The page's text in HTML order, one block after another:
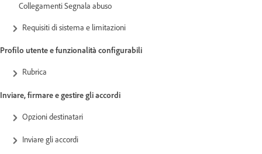
Collegamenti Segnala abuso
Requisiti di sistema e limitazioni
Profilo utente e funzionalità configurabili
Rubrica
Inviare, firmare e gestire gli accordi
Opzioni destinatari
Inviare gli accordi